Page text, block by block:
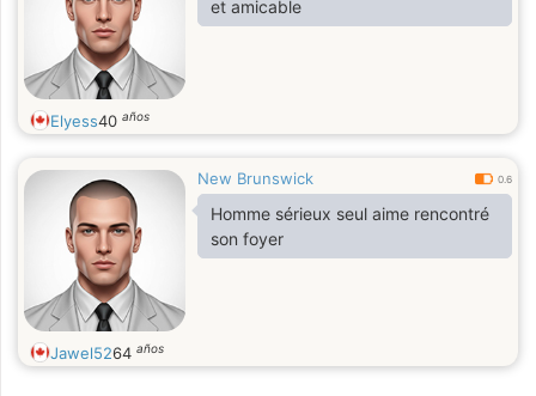
et amicable
Elyess40 años
New Brunswick 0.6
Homme sérieux seul aime rencontré
son foyer
Jawel5264 años